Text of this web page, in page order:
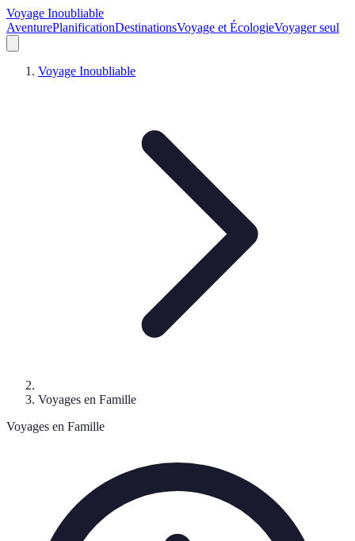
Voyage Inoubliable
AventurePlanificationDestinationsVoyage et ÉcologieVoyager seul
Voyage Inoubliable
Voyages en Famille
Voyages en Famille